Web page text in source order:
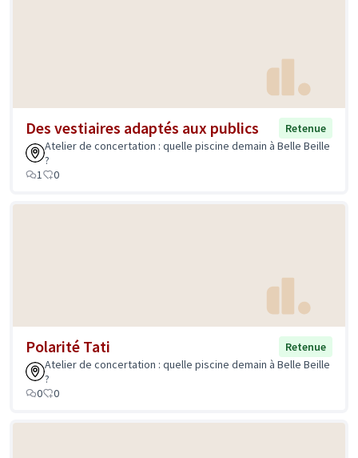
Des vestiaires adaptés aux publics
Retenue
Atelier de concertation : quelle piscine demain à Belle Beille
?
1
0
Polarité Tati
Retenue
Atelier de concertation : quelle piscine demain à Belle Beille
?
0
0